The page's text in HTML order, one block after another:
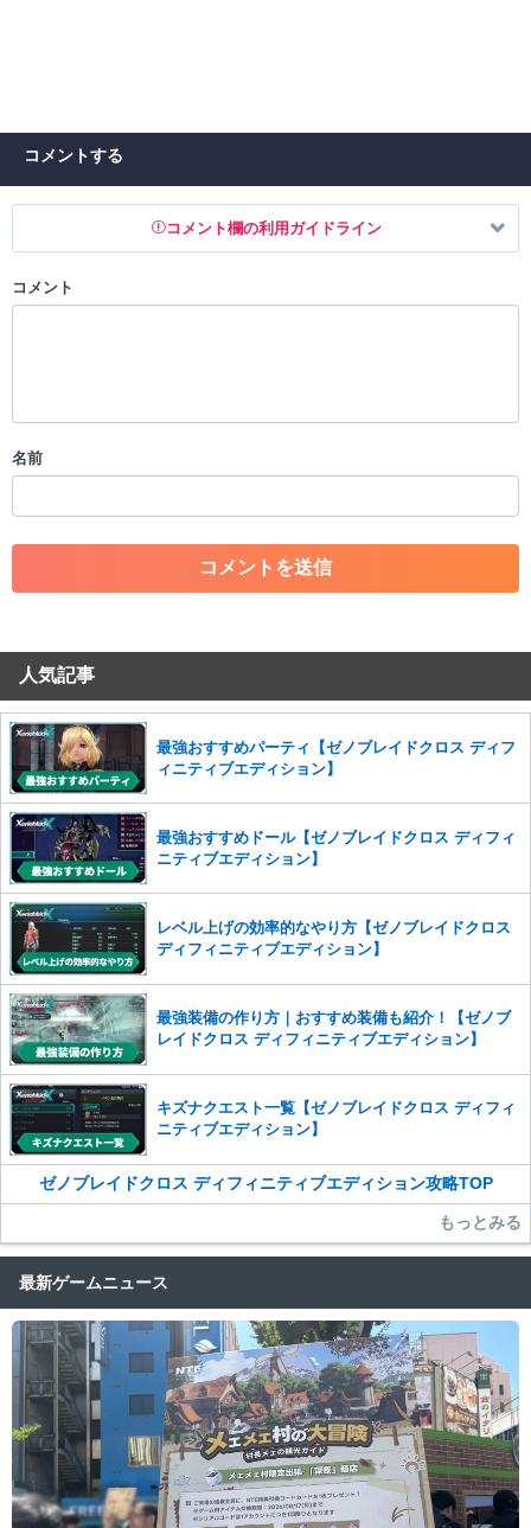
コメントする
コメント欄の利用ガイドライン
以下の書き込みを禁止とし、場合によってはコメント削除や書き込み制
・一度削除された投稿を再び投稿すること
・アカウントの売買など金銭が絡む内容の投稿
・各ゲームのネタバレを含む内容の投稿
・その他、管理者が不適切と判断した投稿
コメントの削除を申請する
せていただきます。ご了承ください。
※一度削除したコメントは復元ができませんのでご注意くだ
さい。
また、過度な利用規約の違反や、弊社に損害の及ぶ内容の書き込みがあ
った場合は、法的措置をとらせていただく場合もございますので、あら
かじめご理解くださいませ。
コメント
名前
人気記事
最強おすすめパーティ【ゼノブレイドクロス ディフ
ィニティブエディション】
最強おすすめドール【ゼノブレイドクロス ディフィ
ニティブエディション】
レベル上げの効率的なやり方【ゼノブレイドクロス
ディフィニティブエディション】
最強装備の作り方｜おすすめ装備も紹介！【ゼノブ
レイドクロス ディフィニティブエディション】
キズナクエスト一覧【ゼノブレイドクロス ディフィ
ニティブエディション】
ゼノブレイドクロス ディフィニティブエディション攻略TOP
もっとみる
最新ゲームニュース